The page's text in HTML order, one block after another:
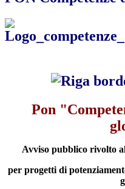
Pon
Avviso pubblico rivolto
per progetti di